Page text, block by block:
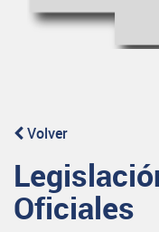
Volver
Oficiales